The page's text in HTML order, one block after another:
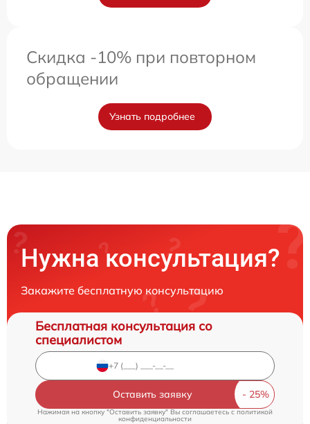
Скидка -10% при повторном
обращении
Узнать подробнее
Нужна консультация?
Закажите бесплатную консультацию
Бесплатная консультация со
специалистом
Оставить заявку
Нажимая на кнопку "Оставить заявку" Вы соглашаетесь cполитикой
конфиденциальности